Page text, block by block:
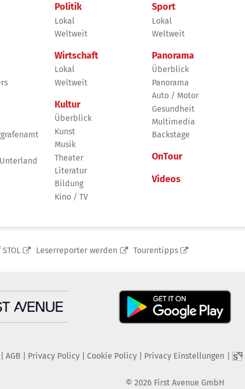
Politik
Lokal
Weltweit
Wirtschaft
Lokal
Weltweit
Kultur
Überblick
Kunst
Musik
Theater
Literatur
Bildung
Kino / TV
Sport
Lokal
Weltweit
Panorama
Überblick
Panorama
Auto / Motor
Gesundheit
Multimedia
Backstage
OnTour
Videos
Leserreporter werden Tourentipps
AGB Privacy Policy| Cookie Policy| Privacy Einstellungen
© 2026 First Avenue GmbH